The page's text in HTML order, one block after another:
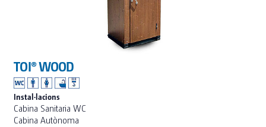
TOI® WOOD
Instal·lacions
Cabina Sanitaria WC
Cabina Autònoma